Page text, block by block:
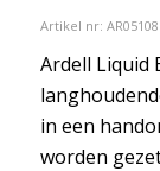
Artikel nr: AR05108
Ardell Liquid
in een
worden